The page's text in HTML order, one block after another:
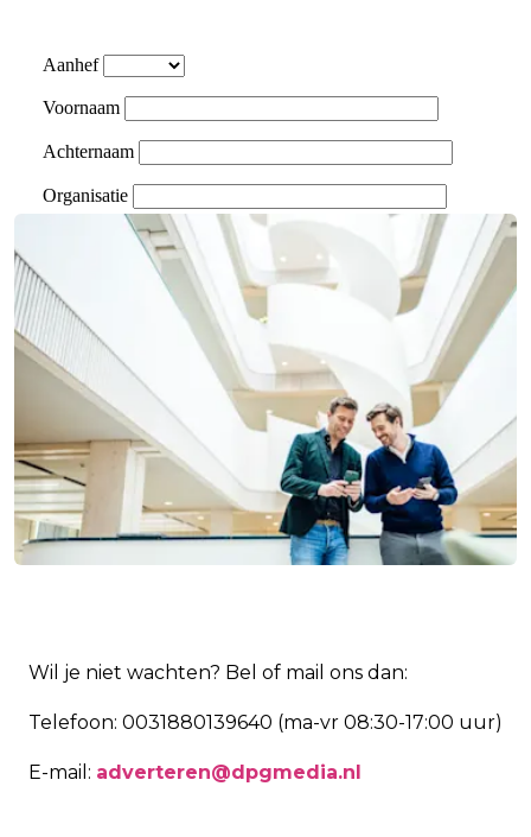
Wil je niet wachten? Bel of mail ons dan:
Telefoon: 0031880139640 (ma-vr 08:30-17:00 uur)
E-mail: adverteren@dpgmedia.nl